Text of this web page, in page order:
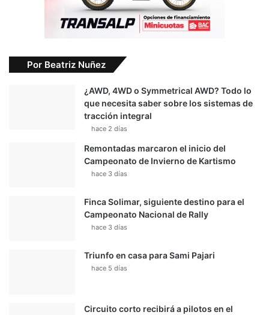
Por Beatriz Nuñez
¿AWD, 4WD o Symmetrical AWD? Todo lo
que necesita saber sobre los sistemas de
tracción integral
hace 2 días
Remontadas marcaron el inicio del
Campeonato de Invierno de Kartismo
hace 3 días
Finca Solimar, siguiente destino para el
Campeonato Nacional de Rally
hace 3 días
Triunfo en casa para Sami Pajari
hace 5 días
Circuito corto recibirá a pilotos en el